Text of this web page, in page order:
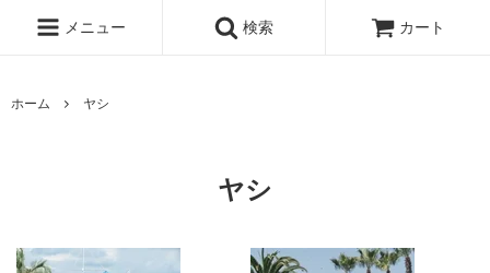
メニュー 検索 カート
ホーム ヤシ
ヤシ